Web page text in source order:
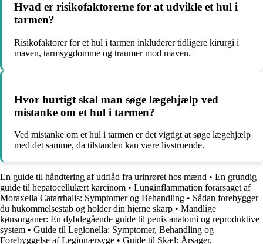
Hvad er risikofaktorerne for at udvikle et hul i
tarmen?
Risikofaktorer for et hul i tarmen inkluderer tidligere kirurgi i
maven, tarmsygdomme og traumer mod maven.
Hvor hurtigt skal man søge lægehjælp ved
mistanke om et hul i tarmen?
Ved mistanke om et hul i tarmen er det vigtigt at søge lægehjælp
med det samme, da tilstanden kan være livstruende.
En guide til håndtering af udflåd fra urinrøret hos mænd • En grundig
guide til hepatocellulært karcinom • Lunginflammation forårsaget af
Moraxella Catarrhalis: Symptomer og Behandling • Sådan forebygger
du hukommelsestab og holder din hjerne skarp • Mandlige
kønsorganer: En dybdegående guide til penis anatomi og reproduktive
system • Guide til Legionella: Symptomer, Behandling og
Forebyggelse af Legionærsyge • Guide til Skæl: Årsager,